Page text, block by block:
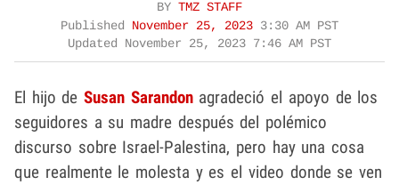
BY TMZ STAFF
Published November 25, 2023 3:30 AM PST
Updated November 25, 2023 7:46 AM PST
El hijo deSusan Sarandonagradeció el apoyo de los
seguidores a su madre después del polémico
discurso sobre Israel-Palestina, pero hay una cosa
que realmente le molesta y es el video donde se ven